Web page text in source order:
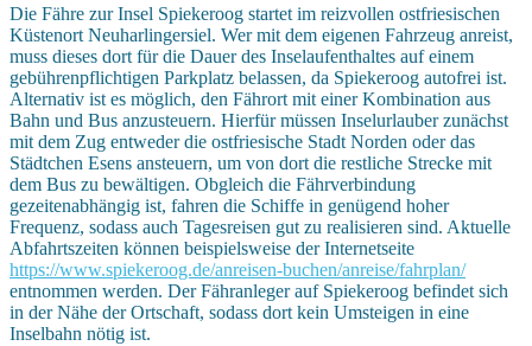
Die Fähre zur Insel Spiekeroog startet im reizvollen ostfriesischen
Küstenort Neuharlingersiel. Wer mit dem eigenen Fahrzeug anreist,
muss dieses dort für die Dauer des Inselaufenthaltes auf einem
gebührenpflichtigen Parkplatz belassen, da Spiekeroog autofrei ist.
Alternativ ist es möglich, den Fährort mit einer Kombination aus
Bahn und Bus anzusteuern. Hierfür müssen Inselurlauber zunächst
mit dem Zug entweder die ostfriesische Stadt Norden oder das
Städtchen Esens ansteuern, um von dort die restliche Strecke mit
dem Bus zu bewältigen. Obgleich die Fährverbindung
gezeitenabhängig ist, fahren die Schiffe in genügend hoher
Frequenz, sodass auch Tagesreisen gut zu realisieren sind. Aktuelle
Abfahrtszeiten können beispielsweise der Internetseite
https://www.spiekeroog.de/anreisen-buchen/anreise/fahrplan/
entnommen werden. Der Fähranleger auf Spiekeroog befindet sich
in der Nähe der Ortschaft, sodass dort kein Umsteigen in eine
Inselbahn nötig ist.